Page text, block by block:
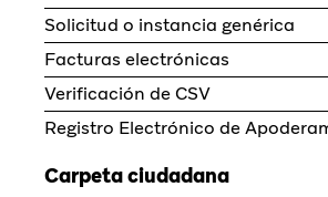
Solicitud o instancia genérica
Facturas electrónicas
Verificación de CSV
Registro Electrónico de
Carpeta ciudadana